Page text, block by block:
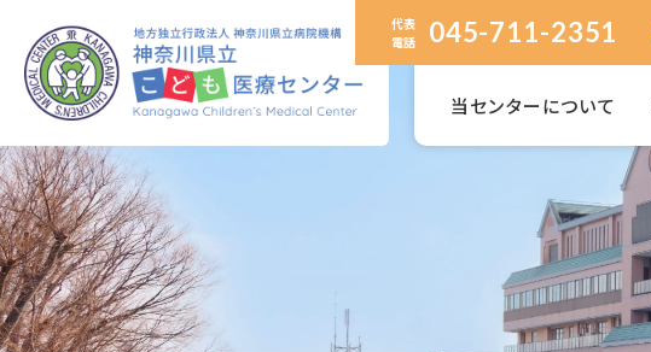
代表
電話
045-711-2351
当センターについて